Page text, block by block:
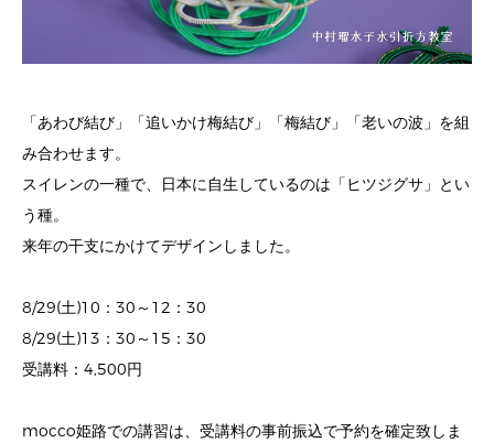
「あわび結び」「追いかけ梅結び」「梅結び」「老いの波」を組
み合わせます。
スイレンの一種で、日本に自生しているのは「ヒツジグサ」とい
う種。
来年の干支にかけてデザインしました。
8/29(土)10：30～12：30
8/29(土)13：30～15：30
受講料：4,500円
mocco姫路での講習は、受講料の事前振込で予約を確定致しま